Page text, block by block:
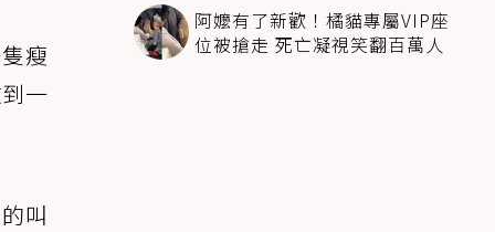
瘦
一
叫
阿嬤有了新歡！橘貓專屬VIP座
位被搶走 死亡凝視笑翻百萬人